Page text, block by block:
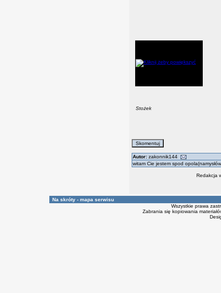
Stożek
Autor: zakonnik144
witam Cie jestem spod
Redakcja
Na skróty - mapa serwisu
Wszystkie prawa
Zabrania się kopiowania